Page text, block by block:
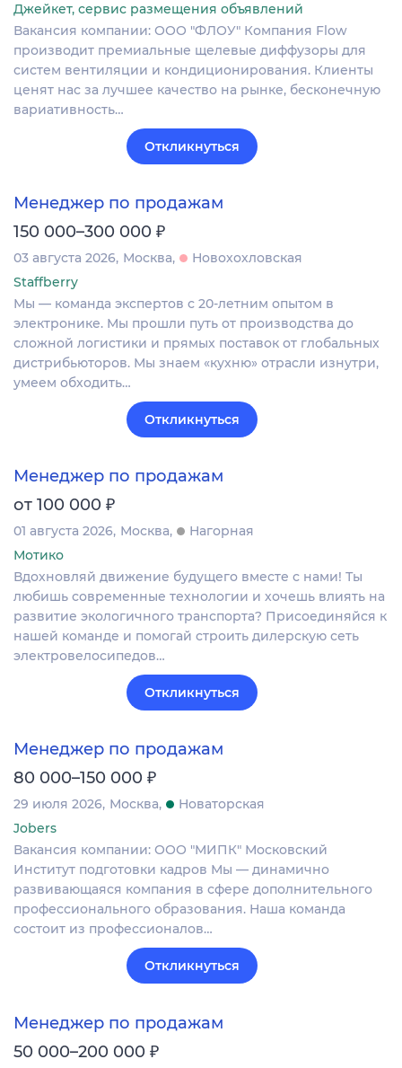
Джейкет, сервис размещения объявлений
Вакансия компании: ООО "ФЛОУ" Компания Flow
производит премиальные щелевые диффузоры для
систем вентиляции и кондиционирования. Клиенты
ценят нас за лучшее качество на рынке, бесконечную
вариативность…
Откликнуться
Менеджер по продажам
150 000–300 000 ₽
03 августа 2026 Москва
Новохохловская
Staffberry
Мы — команда экспертов с 20-летним опытом в
электронике. Мы прошли путь от производства до
сложной логистики и прямых поставок от глобальных
дистрибьюторов. Мы знаем «кухню» отрасли изнутри,
умеем обходить…
Откликнуться
Менеджер по продажам
от 100 000 ₽
01 августа 2026 Москва
Нагорная
Мотико
Вдохновляй движение будущего вместе с нами! Ты
любишь современные технологии и хочешь влиять на
развитие экологичного транспорта? Присоединяйся к
нашей команде и помогай строить дилерскую сеть
электровелосипедов…
Откликнуться
Менеджер по продажам
80 000–150 000 ₽
29 июля 2026 Москва
Новаторская
Jobers
Вакансия компании: ООО "МИПК" Московский
Институт подготовки кадров Мы — динамично
развивающаяся компания в сфере дополнительного
профессионального образования. Наша команда
состоит из профессионалов…
Откликнуться
Менеджер по продажам
50 000–200 000 ₽